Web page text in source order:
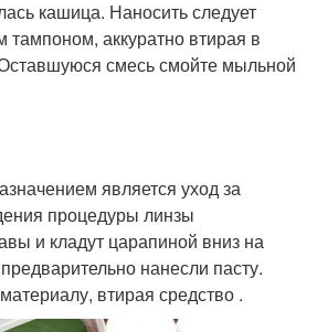
кашица. Наносить следует
аккуратно втирая в
смесь смойте мыльной
является уход за
процедуры линзы
и кладут царапиной вниз на
нанесли пасту.
втирая средство .